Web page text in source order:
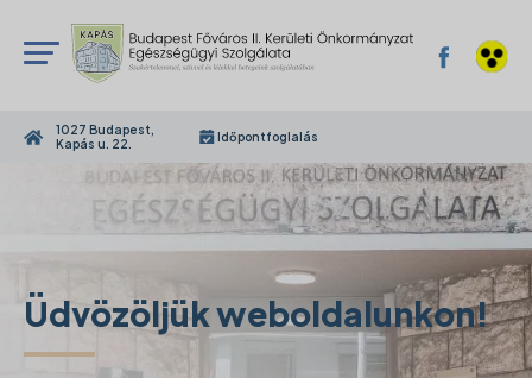
1027 Budapest,
Kapás u. 22.
Időpontfoglalás
Üdvözöljük weboldalunkon!